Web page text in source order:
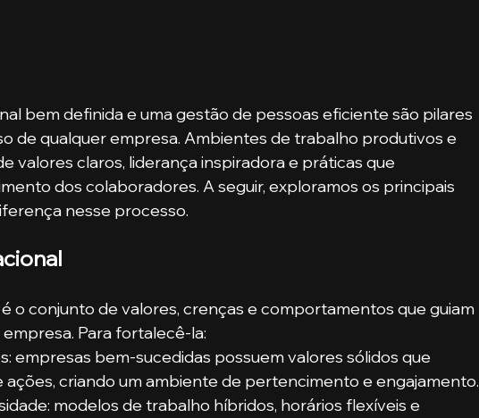
bem definida e uma gestão de pessoas eficiente são pilares
de qualquer empresa. Ambientes de trabalho produtivos e
valores claros, liderança inspiradora e práticas que
dos colaboradores. A seguir, exploramos os principais
nesse processo.
o conjunto de valores, crenças e comportamentos que guiam
Para fortalecê-la:
empresas bem-sucedidas possuem valores sólidos que
ações, criando um ambiente de pertencimento e engajamento.
modelos de trabalho híbridos, horários flexíveis e